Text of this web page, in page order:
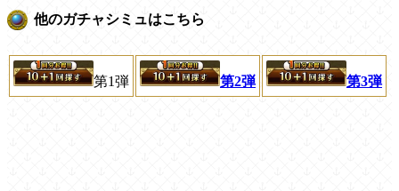
他のガチャシミュはこちら
第1弾 第2弾 第3弾